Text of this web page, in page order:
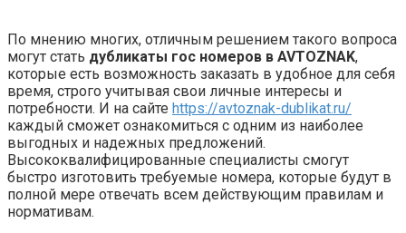
По мнению многих, отличным решением такого вопроса
могут стать дубликаты гос номеров в AVTOZNAK,
которые есть возможность заказать в удобное для себя
время, строго учитывая свои личные интересы и
потребности. И на сайте https://avtoznak-dublikat.ru/
каждый сможет ознакомиться с одним из наиболее
выгодных и надежных предложений.
Высококвалифицированные специалисты смогут
быстро изготовить требуемые номера, которые будут в
полной мере отвечать всем действующим правилам и
нормативам.